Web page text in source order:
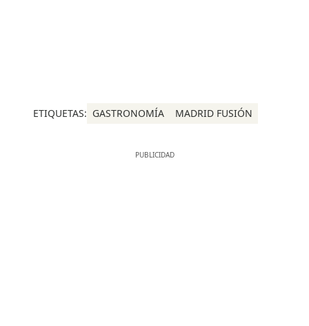
ETIQUETAS: GASTRONOMÍA MADRID FUSIÓN